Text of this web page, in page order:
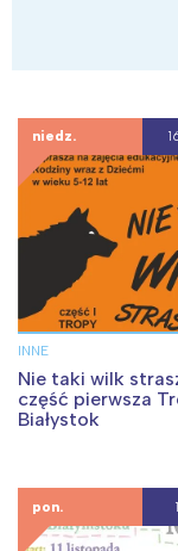
niedz.
INNE
Nie taki wilk
część pierwsza
Białystok
pon.